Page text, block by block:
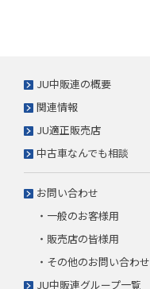
JU中販連の概要
関連情報
JU適正販売店
中古車なんでも相談
お問い合わせ
・一般のお客様用
・販売店の皆様用
・その他のお問い合わせ
JU中販連グループ一覧